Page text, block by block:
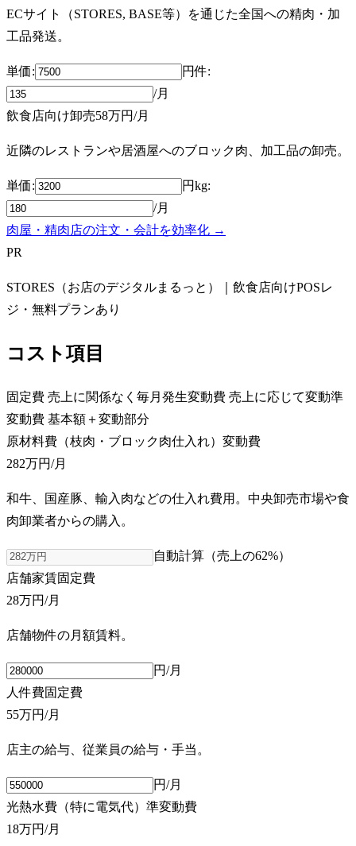
ECサイト（STORES, BASE等）を通じた全国への精肉・加
工品発送。
単価: 円件:
/月
飲食店向け卸売58万円/月
近隣のレストランや居酒屋へのブロック肉、加工品の卸売。
単価: 円kg:
/月
肉屋・精肉店の注文・会計を効率化 →
PR
STORES（お店のデジタルまるっと）｜飲食店向けPOSレ
ジ・無料プランあり
コスト項目
固定費 売上に関係なく毎月発生変動費 売上に応じて変動準
変動費 基本額＋変動部分
原材料費（枝肉・ブロック肉仕入れ） 変動費
282万円/月
和牛、国産豚、輸入肉などの仕入れ費用。中央卸売市場や食
肉卸業者からの購入。
自動計算（売上の62%）
店舗家賃固定費
28万円/月
店舗物件の月額賃料。
円/月
人件費固定費
55万円/月
店主の給与、従業員の給与・手当。
円/月
光熱水費（特に電気代） 準変動費
18万円/月